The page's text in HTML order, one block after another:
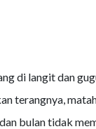
di langit dan
terangnya,
bulan tidak